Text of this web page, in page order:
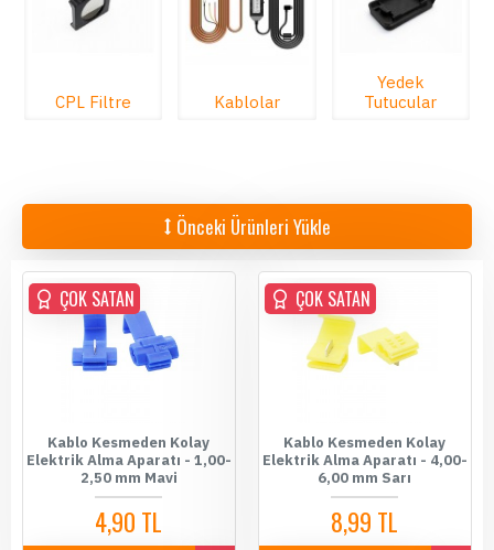
CPL Filtre Kablolar
Yedek
Tutucular
Önceki Ürünleri Yükle
ÇOK SATAN
Kablo Kesmeden Kolay
Elektrik Alma Aparatı - 1,00-
2,50 mm Mavi
4,90 TL
ÇOK SATAN
Kablo Kesmeden Kolay
Elektrik Alma Aparatı - 4,00-
6,00 mm Sarı
8,99 TL